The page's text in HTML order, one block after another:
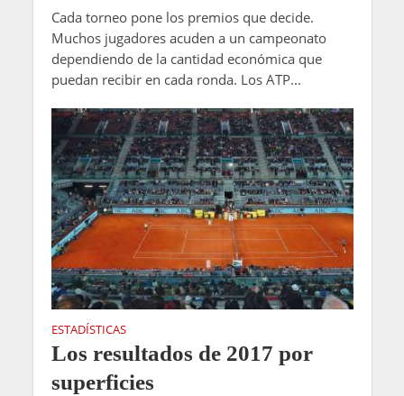
Cada torneo pone los premios que decide.
Muchos jugadores acuden a un campeonato
dependiendo de la cantidad económica que
puedan recibir en cada ronda. Los ATP...
ESTADÍSTICAS
Los resultados de 2017 por
superficies